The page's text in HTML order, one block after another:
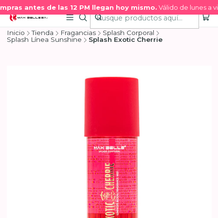
antes de las 12 PM llegan hoy mismo.Válido de lunes a
Inicio Tienda Fragancias
Splash Corporal
Splash Línea Sunshine
Splash Exotic Cherrie